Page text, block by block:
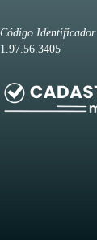
Código
1.97.56.3405